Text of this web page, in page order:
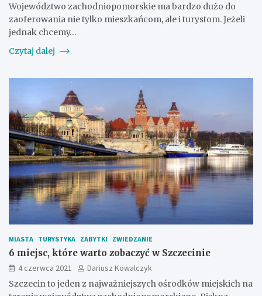
Województwo zachodniopomorskie ma bardzo dużo do
zaoferowania nie tylko mieszkańcom, ale i turystom. Jeżeli
jednak chcemy…
Czytaj dalej
MIASTA TURYSTYKA ZABYTKI ZWIEDZANIE
6 miejsc, które warto zobaczyć w Szczecinie
4 czerwca 2021
Dariusz Kowalczyk
Szczecin to jeden z najważniejszych ośrodków miejskich na